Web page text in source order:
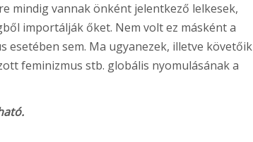
mindig vannak önként jelentkező lelkesek,
importálják őket. Nem volt ez másként a
esetében sem. Ma ugyanezek, illetve követőik
feminizmus stb. globális nyomulásának a